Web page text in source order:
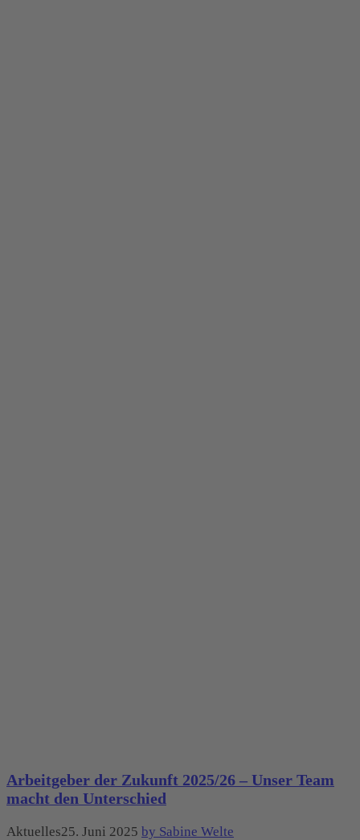
Arbeitgeber der Zukunft 2025/26 – Unser Team
macht den Unterschied
Aktuelles25. Juni 2025 by Sabine Welte